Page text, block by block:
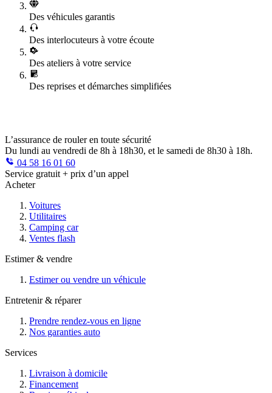
Des véhicules garantis
Des interlocuteurs à votre écoute
Des ateliers à votre service
Des reprises et démarches simplifiées
L’assurance de rouler en toute sécurité
Du lundi au vendredi de 8h à 18h30, et le samedi de 8h30 à 18h.
04 58 16 01 60
Service gratuit + prix d’un appel
Acheter
Voitures
Utilitaires
Camping car
Ventes flash
Estimer & vendre
Estimer ou vendre un véhicule
Entretenir & réparer
Prendre rendez-vous en ligne
Nos garanties auto
Services
Livraison à domicile
Financement